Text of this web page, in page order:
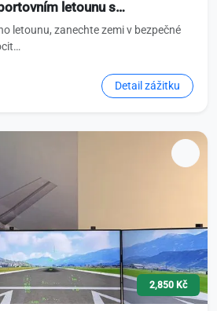
letounu s…
letounu, zanechte zemi v bezpečné
Detail zážitku
2,850 Kč